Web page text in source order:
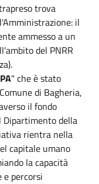
trova
il
ammesso a un
del PNRR
" che è stato
di Bagheria,
il fondo
della
rientra nella
capitale umano
la capacità
percorsi